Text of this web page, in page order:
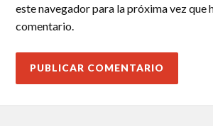
este navegador para la próxima vez que
comentario.